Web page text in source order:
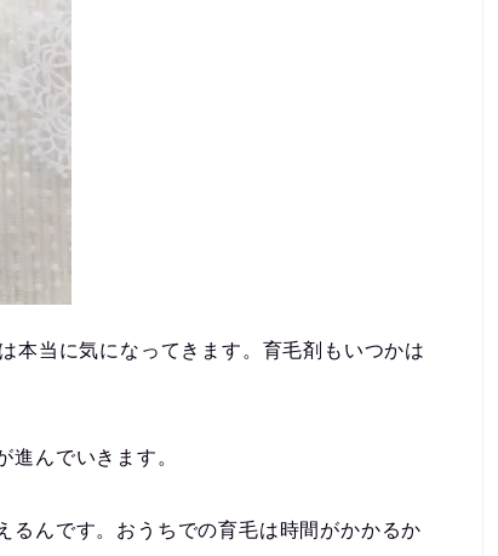
本当に気になってきます。育毛剤もいつかは
進んでいきます。
るんです。おうちでの育毛は時間がかかるか